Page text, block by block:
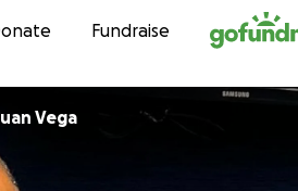
to contentFundraise
Vega